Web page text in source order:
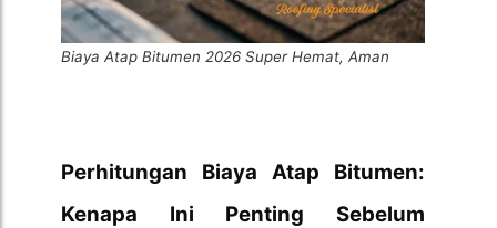
Biaya Atap Bitumen 2026 Super Hemat, Aman
Perhitungan Biaya Atap Bitumen:
Kenapa Ini Penting Sebelum